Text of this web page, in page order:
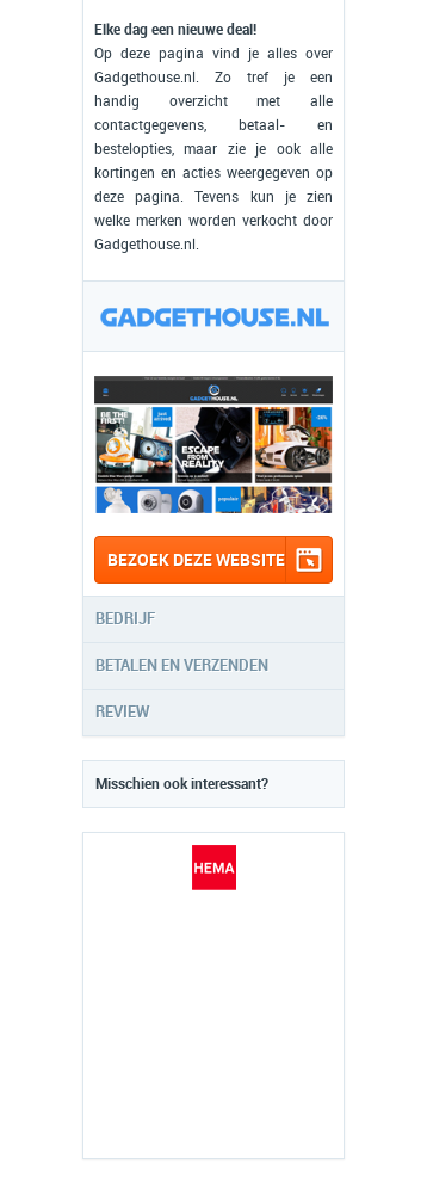
Elke dag een nieuwe deal!
Op deze pagina vind je alles over
Gadgethouse.nl. Zo tref je een
handig overzicht met alle
contactgegevens, betaal- en
bestelopties, maar zie je ook alle
kortingen en acties weergegeven op
deze pagina. Tevens kun je zien
welke merken worden verkocht door
Gadgethouse.nl.
BEZOEK DEZE WEBSITE
BEDRIJF
BETALEN EN VERZENDEN
REVIEW
Misschien ook interessant?